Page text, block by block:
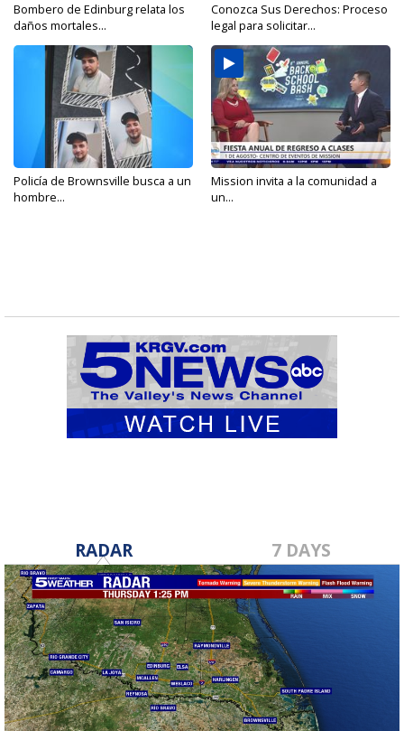
Bombero de Edinburg relata los
daños mortales...
Conozca Sus Derechos: Proceso
legal para solicitar...
Policía de Brownsville busca a un
hombre...
Mission invita a la comunidad a
un...
RADAR 7 DAYS